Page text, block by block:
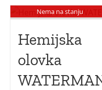
Nema na stanju
Hemijska
olovka